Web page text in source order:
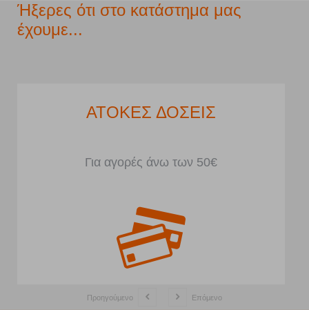
Ήξερες ότι στο κατάστημα μας
έχουμε...
ΑΤΟΚΕΣ ΔΟΣΕΙΣ
Για αγορές άνω των 50€
Προηγούμενο Επόμενο